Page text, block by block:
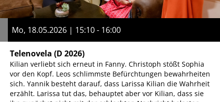
Mo, 18.05.2026 | 15:10 - 16:00
Telenovela (D 2026)
Kilian verliebt sich erneut in Fanny. Christoph stößt Sophia
vor den Kopf. Leos schlimmste Befürchtungen bewahrheiten
sich. Yannik besteht darauf, dass Larissa Kilian die Wahrheit
erzählt. Larissa tut das, behauptet aber vor Kilian, dass sie